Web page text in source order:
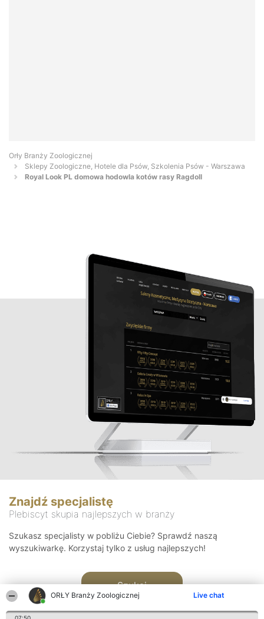
ORŁY Branży Zoologicznej Live chat
Orły Branży Zoologicznej
Sklepy Zoologiczne, Hotele dla Psów, Szkolenia Psów - Warszawa
Royal Look PL domowa hodowla kotów rasy Ragdoll
Znajdź specjalistę
Plebiscyt skupia najlepszych w branży
Szukasz specjalisty w pobliżu Ciebie? Sprawdź naszą
wyszukiwarkę. Korzystaj tylko z usług najlepszych!
Szukaj